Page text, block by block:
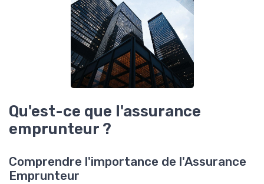
Qu'est-ce que l'assurance
emprunteur ?
Comprendre l'importance de l'Assurance
Emprunteur